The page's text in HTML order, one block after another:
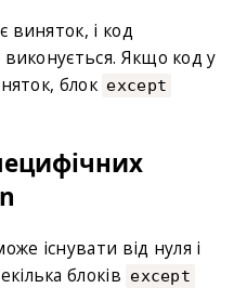
виняток, і код
виконується. Якщо код у
блок except
існувати від нуля і
блоків except